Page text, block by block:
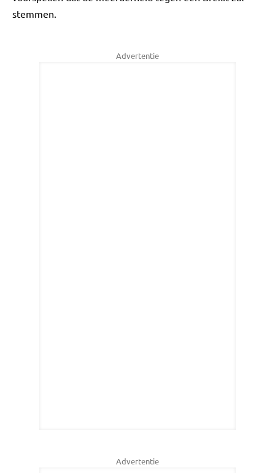
stemmen.
Advertentie
Advertentie